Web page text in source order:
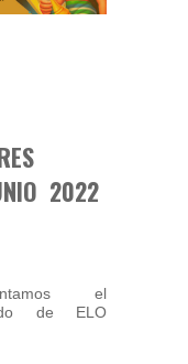
2022
el
de ELO